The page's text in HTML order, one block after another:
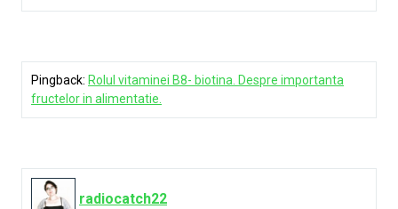
Pingback: Rolul vitaminei B8- biotina. Despre importanta
fructelor in alimentatie.
radiocatch22